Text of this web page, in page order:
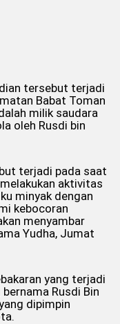
tersebut terjadi
Babat Toman
milik saudara
oleh Rusdi bin
terjadi pada saat
aktivitas
minyak dengan
kebocoran
menyambar
Yudha, Jumat
yang terjadi
Rusdi Bin
dipimpin